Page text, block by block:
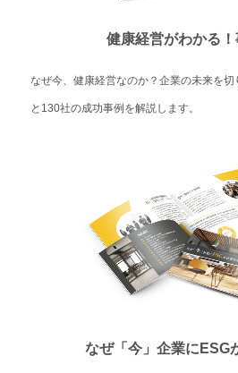
健康経営がわかる
なぜ今、健康経営なのか？企業の未来を
と130社の成功事例を解説します。
なぜ「今」企業にESG